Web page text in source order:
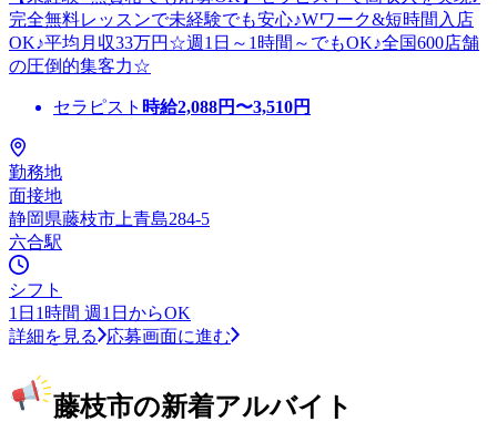
完全無料レッスンで未経験でも安心♪Wワーク&短時間入店
OK♪平均月収33万円☆週1日～1時間～でもOK♪全国600店舗
の圧倒的集客力☆
セラピスト 時給2,088円〜3,510円
勤務地
面接地
静岡県藤枝市上青島284-5
六合駅
シフト
1日1時間 週1日からOK
詳細を見る
応募画面に進む
藤枝市の新着アルバイト